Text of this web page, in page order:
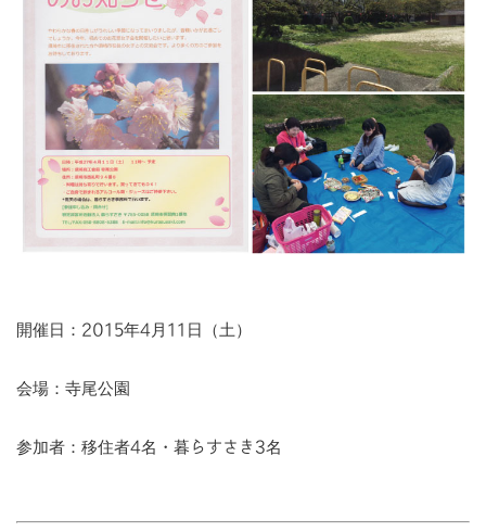
開催日：2015年4月11日（土）
会場：寺尾公園
参加者：移住者4名・暮らすさき3名